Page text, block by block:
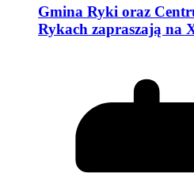
Gmina Ryki oraz
Rykach zapraszają na